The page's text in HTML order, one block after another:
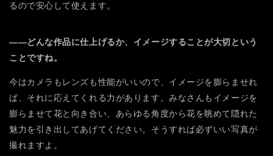
るので安心して使えます。
――どんな作品に仕上げるか、イメージすることが大切という
ことですね。
今はカメラもレンズも性能がいいので、イメージを膨らませれ
ば、それに応えてくれる力があります。みなさんもイメージを
膨らませて花と向き合い、あらゆる角度から花を眺めて隠れた
魅力を引き出してあげてください。そうすれば必ずいい写真が
撮れますよ。